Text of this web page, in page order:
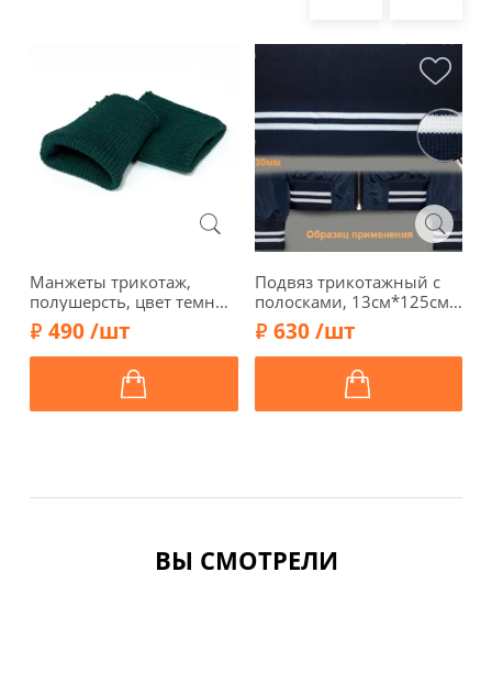
Манжеты трикотаж,
полушерсть, цвет темно-
зеленый, 124-020
490 /шт
Подвяз трикотажный с
полосками, 13см*125см,
арт. ГД15044-1, синий/
белый
630 /шт
ВЫ СМОТРЕЛИ